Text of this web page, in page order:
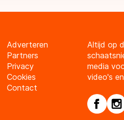
Adverteren
Partners
Privacy
Cookies
Contact
Altijd op
media
video's